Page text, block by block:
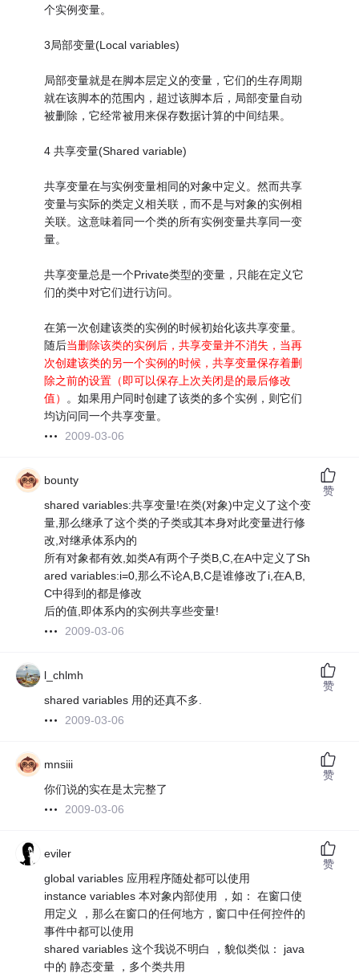
个实例变量。
3局部变量(Local variables)
局部变量就是在脚本层定义的变量，它们的生存周期
就在该脚本的范围内，超过该脚本后，局部变量自动
被删除，它经常被用来保存数据计算的中间结果。
4 共享变量(Shared variable)
共享变量在与实例变量相同的对象中定义。然而共享
变量与实际的类定义相关联，而不是与对象的实例相
关联。这意味着同一个类的所有实例变量共享同一变
量。
共享变量总是一个Private类型的变量，只能在定义它
们的类中对它们进行访问。
在第一次创建该类的实例的时候初始化该共享变量。
随后当删除该类的实例后，共享变量并不消失，当再
次创建该类的另一个实例的时候，共享变量保存着删
除之前的设置（即可以保存上次关闭是的最后修改
值） 。如果用户同时创建了该类的多个实例，则它们
均访问同一个共享变量。
2009-03-06
bounty
shared variables:共享变量!在类(对象)中定义了这个变
量,那么继承了这个类的子类或其本身对此变量进行修
改,对继承体系内的
所有对象都有效,如类A有两个子类B,C,在A中定义了Sh
ared variables:i=0,那么不论A,B,C是谁修改了i,在A,B,
C中得到的都是修改
后的值,即体系内的实例共享些变量!
2009-03-06
赞
l_chlmh
shared variables 用的还真不多.
2009-03-06
赞
mnsiii
你们说的实在是太完整了
2009-03-06
赞
eviler
global variables 应用程序随处都可以使用
instance variables 本对象内部使用 ，如： 在窗口使
用定义 ，那么在窗口的任何地方，窗口中任何控件的
事件中都可以使用
shared variables 这个我说不明白 ，貌似类似： java
中的 静态变量 ，多个类共用
赞